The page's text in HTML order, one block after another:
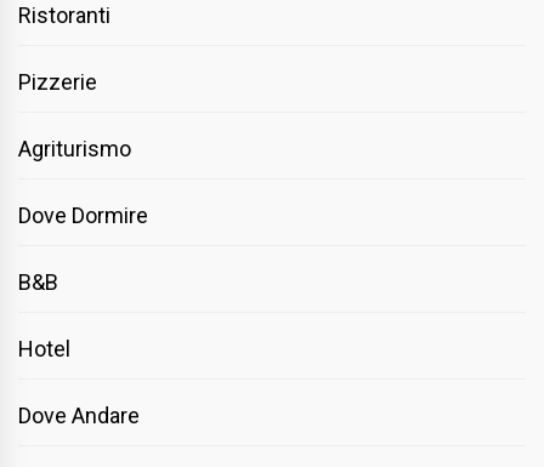
Ristoranti
Pizzerie
Agriturismo
Dove Dormire
B&B
Hotel
Dove Andare